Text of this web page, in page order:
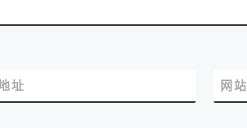
址 网